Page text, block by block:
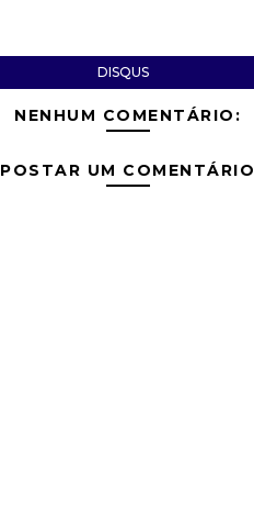
DISQUS
NENHUM COMENTÁRIO:
POSTAR UM COMENTÁRIO